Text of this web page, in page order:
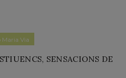
Maria Via
SENSACIONS DE